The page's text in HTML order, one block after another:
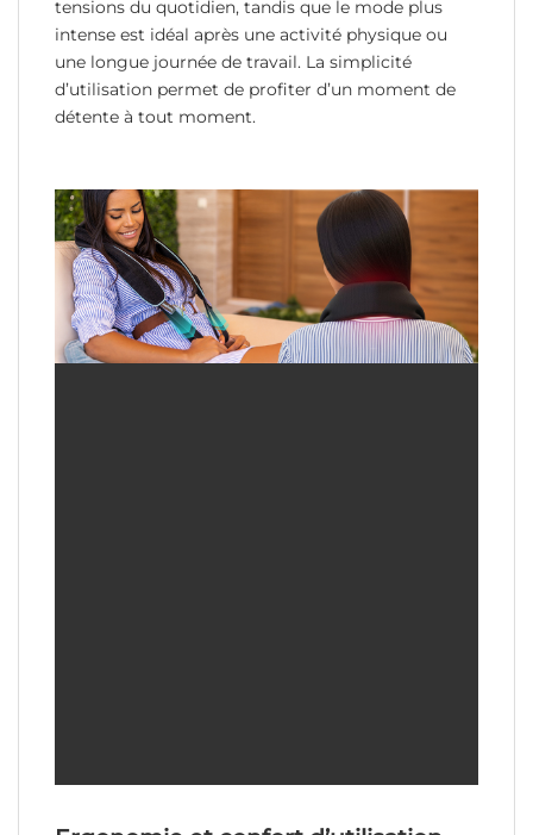
tensions du quotidien, tandis que le mode plus
intense est idéal après une activité physique ou
une longue journée de travail. La simplicité
d’utilisation permet de profiter d’un moment de
détente à tout moment.